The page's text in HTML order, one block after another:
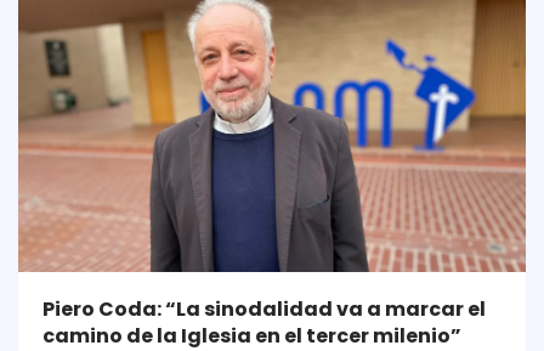
Piero Coda: “La sinodalidad va a marcar el
camino de la Iglesia en el tercer milenio”